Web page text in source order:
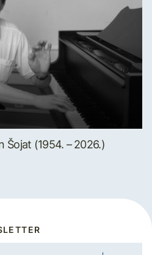
Šojat (1954. – 2026.)